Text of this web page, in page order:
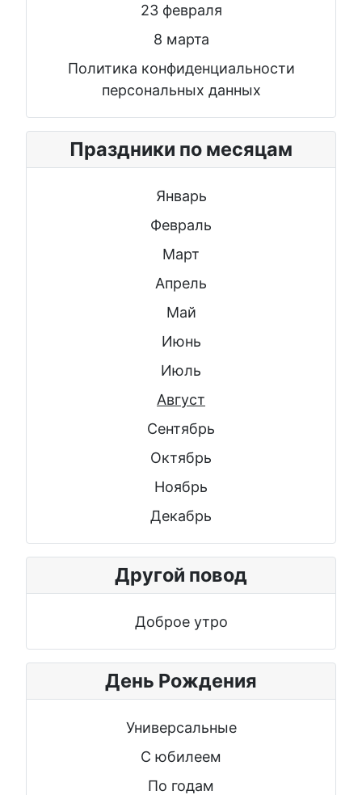
23 февраля
8 марта
Политика конфиденциальности
персональных данных
Праздники по месяцам
Январь
Февраль
Март
Апрель
Май
Июнь
Июль
Август
Сентябрь
Октябрь
Ноябрь
Декабрь
Другой повод
Доброе утро
День Рождения
Универсальные
С юбилеем
По годам